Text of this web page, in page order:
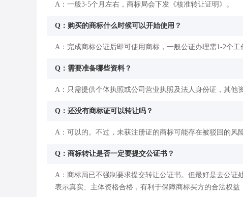
A：一般3-5个月左右，商标局会下发《核准转让证明》。
Q：购买的商标什么时候可以开始使用？
A：完成商标公证后即可使用商标，一般公证办理需1-2个工
Q：需要准备哪些资料？
A：只需提供个体执照或公司营业执照及法人身份证，其他
Q：还没有商标证可以转让吗？
A：可以的。不过，未获注册证的商标可能存在被驳回的风
Q：商标转让是否一定要提交公证书？
A：商标局已不强制要求提交转让公证书。但最好是去公
表示真实、主体资格合格，有利于保障商标买方的合法权益